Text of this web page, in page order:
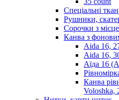
Спеціальні
Рушники,
Сорочки з
Канва з
Aida 16,
Aida 16,
Аїда 16
Канва
Voloshka,